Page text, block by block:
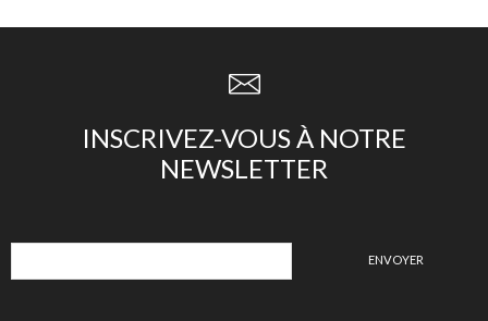
INSCRIVEZ-VOUS À NOTRE
NEWSLETTER